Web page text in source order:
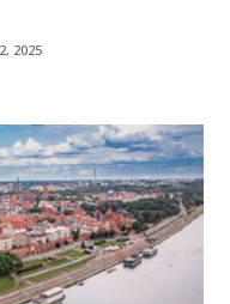
2025